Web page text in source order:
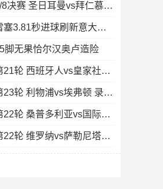
2月15日 欧冠1/8决赛 圣日耳曼vs拜仁慕尼黑 录像 集锦
2月14日 马萨雷塞3.81秒进球刷新意大利历史
脚无果恰尔汉奥卢造险
2月14日 西甲第21轮 西班牙人vs皇家社会 录像 集锦
2月14日 英超第23轮 利物浦vs埃弗顿 录像 集锦
2月14日 意甲第22轮 桑普多利亚vs国际米兰 录像 集锦
2月14日 意甲第22轮 维罗纳vs萨勒尼塔纳 录像 集锦